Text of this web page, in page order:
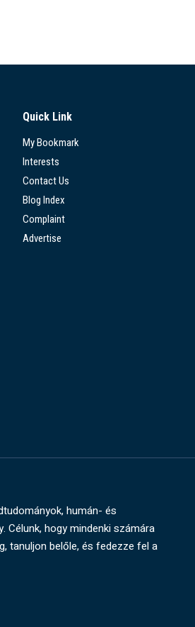
Quick Link
My Bookmark
Interests
Contact Us
Blog Index
Complaint
Advertise
humán- és
hogy mindenki számára
tanuljon belőle, és fedezze fel a